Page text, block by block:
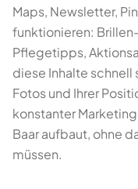
Maps, Newsletter,
funktionieren:
Pflegetipps,
diese Inhalte schnell
Fotos und Ihrer
konstanter
Baar aufbaut, ohne
müssen.